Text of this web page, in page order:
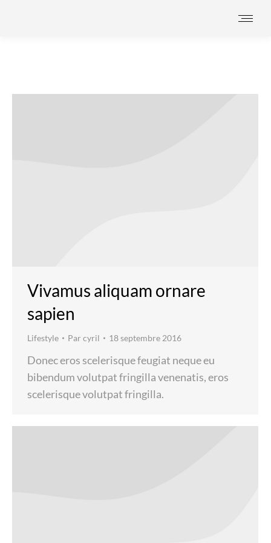
Vivamus aliquam ornare
sapien
Lifestyle Par cyril 18 septembre 2016
Donec eros scelerisque feugiat neque eu
bibendum volutpat fringilla venenatis, eros
scelerisque volutpat fringilla.